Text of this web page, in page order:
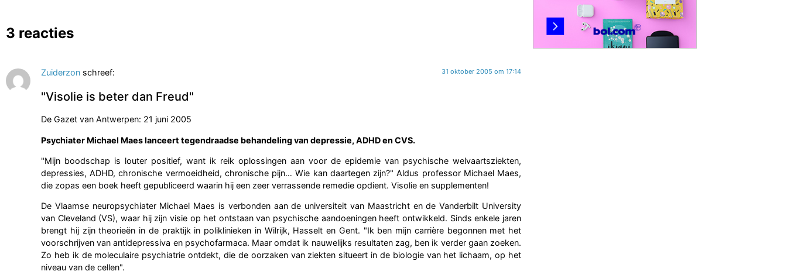
3 reacties
Zuiderzon schreef: 31 oktober 2005 om 17:14
"Visolie is beter dan Freud"
De Gazet van Antwerpen: 21 juni 2005
Psychiater Michael Maes lanceert tegendraadse behandeling van depressie, ADHD en CVS.
"Mijn boodschap is louter positief, want ik reik oplossingen aan voor de epidemie van psychische welvaartsziekten,
depressies, ADHD, chronische vermoeidheid, chronische pijn… Wie kan daartegen zijn?" Aldus professor Michael Maes,
die zopas een boek heeft gepubliceerd waarin hij een zeer verrassende remedie opdient. Visolie en supplementen!
De Vlaamse neuropsychiater Michael Maes is verbonden aan de universiteit van Maastricht en de Vanderbilt University
van Cleveland (VS), waar hij zijn visie op het ontstaan van psychische aandoeningen heeft ontwikkeld. Sinds enkele jaren
brengt hij zijn theorieën in de praktijk in poliklinieken in Wilrijk, Hasselt en Gent. "Ik ben mijn carrière begonnen met het
voorschrijven van antidepressiva en psychofarmaca. Maar omdat ik nauwelijks resultaten zag, ben ik verder gaan zoeken.
Zo heb ik de moleculaire psychiatrie ontdekt, die de oorzaken van ziekten situeert in de biologie van het lichaam, op het
niveau van de cellen".